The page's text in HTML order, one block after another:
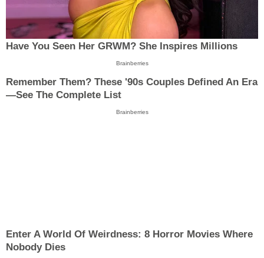
Have You Seen Her GRWM? She Inspires Millions
Brainberries
Remember Them? These '90s Couples Defined An Era
—See The Complete List
Brainberries
Enter A World Of Weirdness: 8 Horror Movies Where
Nobody Dies